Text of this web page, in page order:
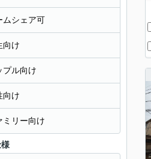
ムシェア可
向け
プル向け
向け
ミリー向け